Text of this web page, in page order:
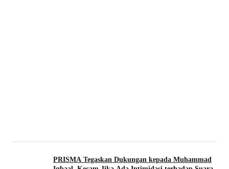
PRISMA Tegaskan Dukungan kepada Muhammad